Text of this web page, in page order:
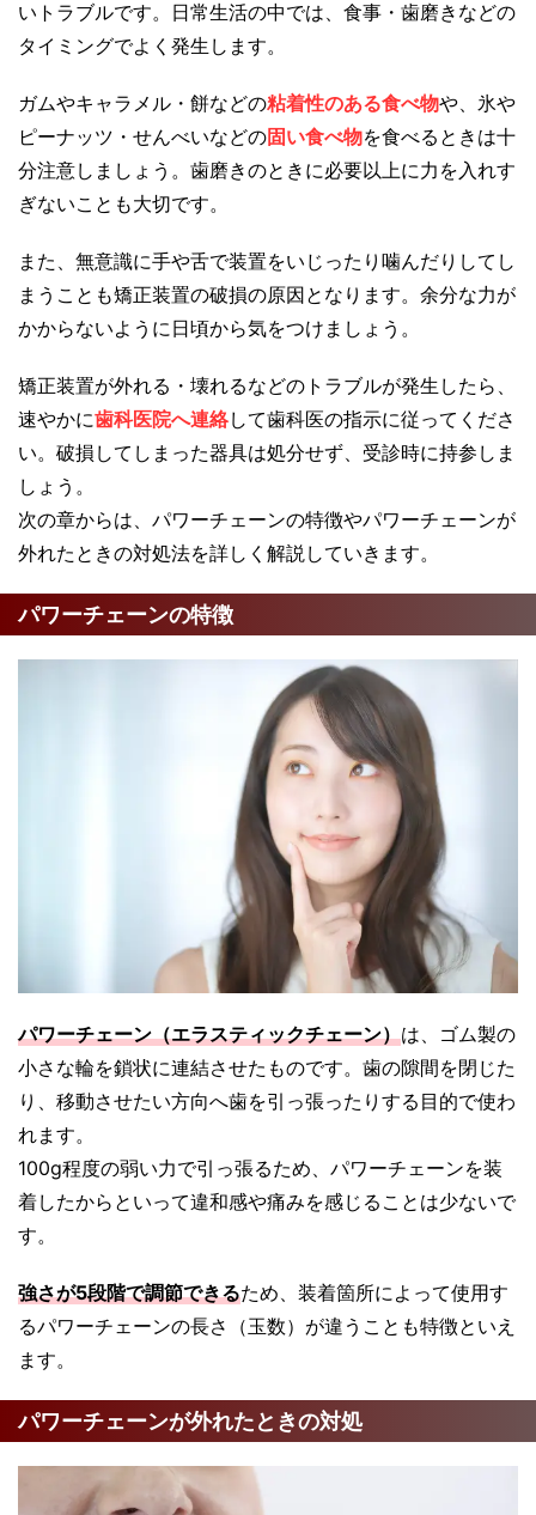
いトラブルです。日常生活の中では、食事・歯磨きなどの
タイミングでよく発生します。
ガムやキャラメル・餅などの粘着性のある食べ物や、氷や
ピーナッツ・せんべいなどの固い食べ物を食べるときは十
分注意しましょう。歯磨きのときに必要以上に力を入れす
ぎないことも大切です。
また、無意識に手や舌で装置をいじったり噛んだりしてし
まうことも矯正装置の破損の原因となります。余分な力が
かからないように日頃から気をつけましょう。
矯正装置が外れる・壊れるなどのトラブルが発生したら、
速やかに歯科医院へ連絡して歯科医の指示に従ってくださ
い。破損してしまった器具は処分せず、受診時に持参しま
しょう。
次の章からは、パワーチェーンの特徴やパワーチェーンが
外れたときの対処法を詳しく解説していきます。
パワーチェーンの特徴
パワーチェーン（エラスティックチェーン）は、ゴム製の
小さな輪を鎖状に連結させたものです。歯の隙間を閉じた
り、移動させたい方向へ歯を引っ張ったりする目的で使わ
れます。
100g程度の弱い力で引っ張るため、パワーチェーンを装
着したからといって違和感や痛みを感じることは少ないで
す。
強さが5段階で調節できるため、装着箇所によって使用す
るパワーチェーンの長さ（玉数）が違うことも特徴といえ
ます。
パワーチェーンが外れたときの対処